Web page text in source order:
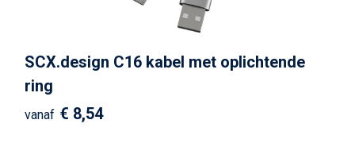
SCX.design C16 kabel met oplichtende
ring
vanaf € 8,54